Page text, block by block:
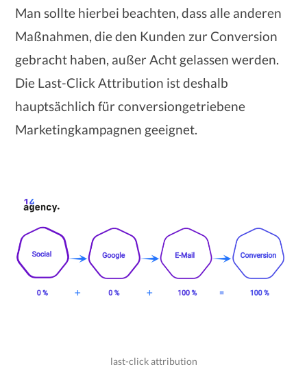
Man sollte hierbei beachten, dass alle anderen
Maßnahmen, die den Kunden zur Conversion
gebracht haben, außer Acht gelassen werden.
Die Last-Click Attribution ist deshalb
hauptsächlich für conversiongetriebene
Marketingkampagnen geeignet.
last-click attribution